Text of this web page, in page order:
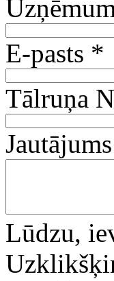
E-pasts *
Tālruņa
Jautājums
Lūdzu,